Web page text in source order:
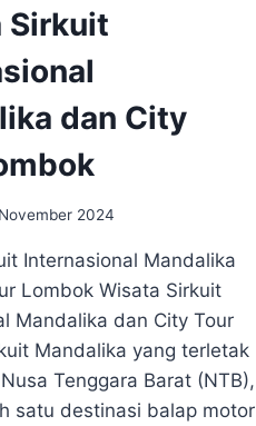
Sirkuit
dan City
2024
Internasional Mandalika
Lombok Wisata Sirkuit
Mandalika dan City Tour
Mandalika yang terletak
Tenggara Barat (NTB),
satu destinasi balap motor